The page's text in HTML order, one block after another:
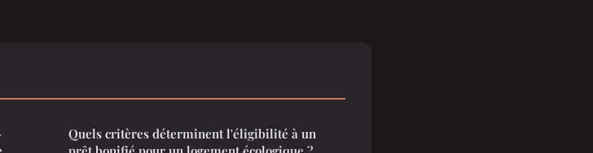
Quels critères déterminent l'éligibilité à un